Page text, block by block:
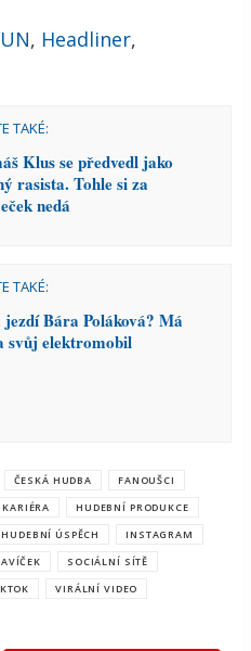
, Headliner,
TAKÉ:
Klus se předvedl jako
rasista. Tohle si za
nedá
TAKÉ:
Bára Poláková? Má
svůj elektromobil
ČESKÁ HUDBA
FANOUŠCI
HUDEBNÍ PRODUKCE
HUDEBNÍ ÚSPĚCH
INSTAGRAM
SOCIÁLNÍ SÍTĚ
VIRÁLNÍ VIDEO